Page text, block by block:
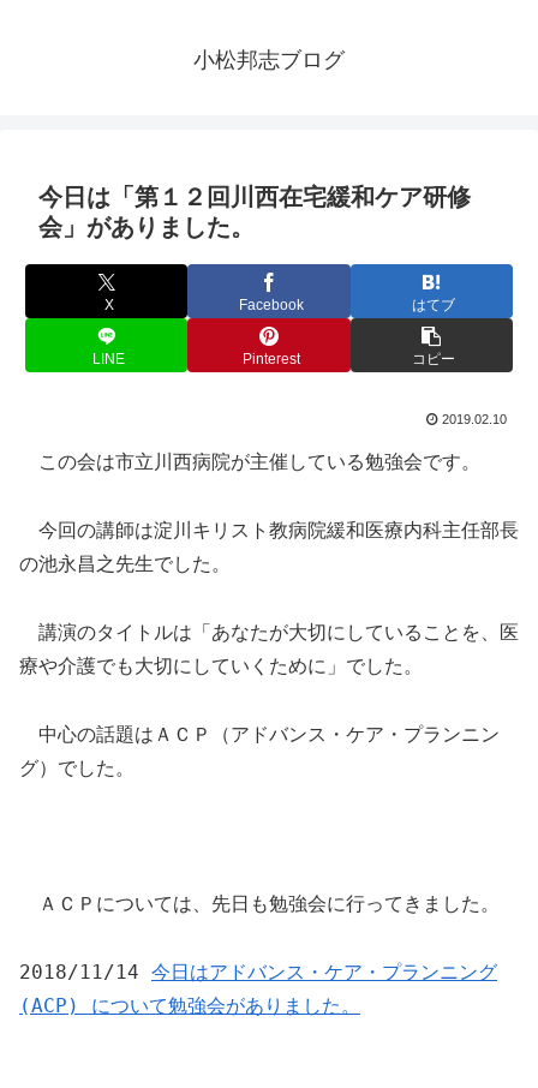
小松邦志ブログ
今日は「第１２回川西在宅緩和ケア研修
会」がありました。
X Facebook はてブ
LINE Pinterest コピー
2019.02.10
この会は市立川西病院が主催している勉強会です。
今回の講師は淀川キリスト教病院緩和医療内科主任部長
の池永昌之先生でした。
講演のタイトルは「あなたが大切にしていることを、医
療や介護でも大切にしていくために 」でした。
中心の話題はＡＣＰ（アドバンス・ケア・プランニン
グ）でした。
ＡＣＰについては、先日も勉強会に行ってきました。
2018/11/14 今日はアドバンス・ケア・プランニング
(ACP) について勉強会がありました。